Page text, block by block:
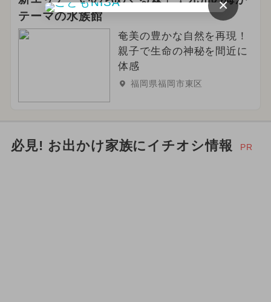
テーマの水族館
奄美の豊かな自然を再現！
親子で生命の神秘を間近に
体感
福岡県福岡市東区
必見! お出かけ家族にイチオシ情報 PR
×